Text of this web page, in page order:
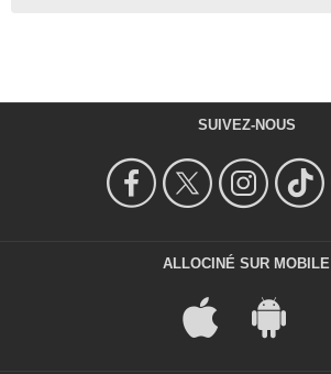
SUIVEZ-NOUS
ALLOCINÉ SUR MOBILE